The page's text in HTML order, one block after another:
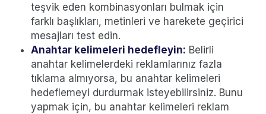
teşvik eden kombinasyonları bulmak için
farklı başlıkları, metinleri ve harekete geçirici
mesajları test edin.
Anahtar kelimeleri hedefleyin: Belirli
anahtar kelimelerdeki reklamlarınız fazla
tıklama almıyorsa, bu anahtar kelimeleri
hedeflemeyi durdurmak isteyebilirsiniz. Bunu
yapmak için, bu anahtar kelimeleri reklam